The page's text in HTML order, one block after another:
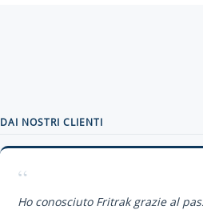
DAI NOSTRI CLIENTI
“
Ho conosciuto Fritrak grazie al